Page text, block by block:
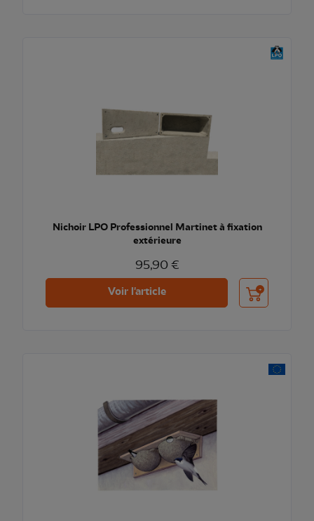
Nichoir LPO Professionnel Martinet à fixation
extérieure
95,90 €
Voir l'article Ajouter au